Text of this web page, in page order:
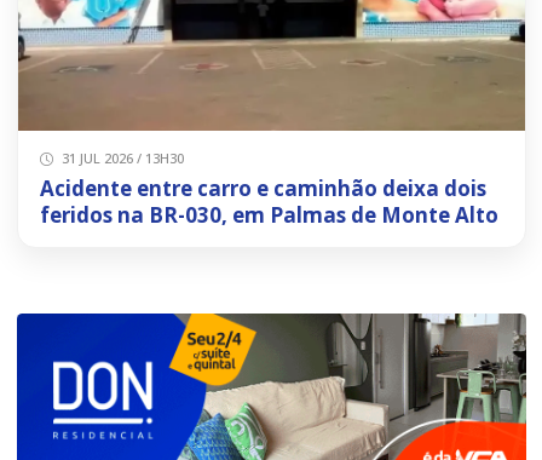
31 JUL 2026 / 13H30
Acidente entre carro e caminhão deixa dois
feridos na BR-030, em Palmas de Monte Alto